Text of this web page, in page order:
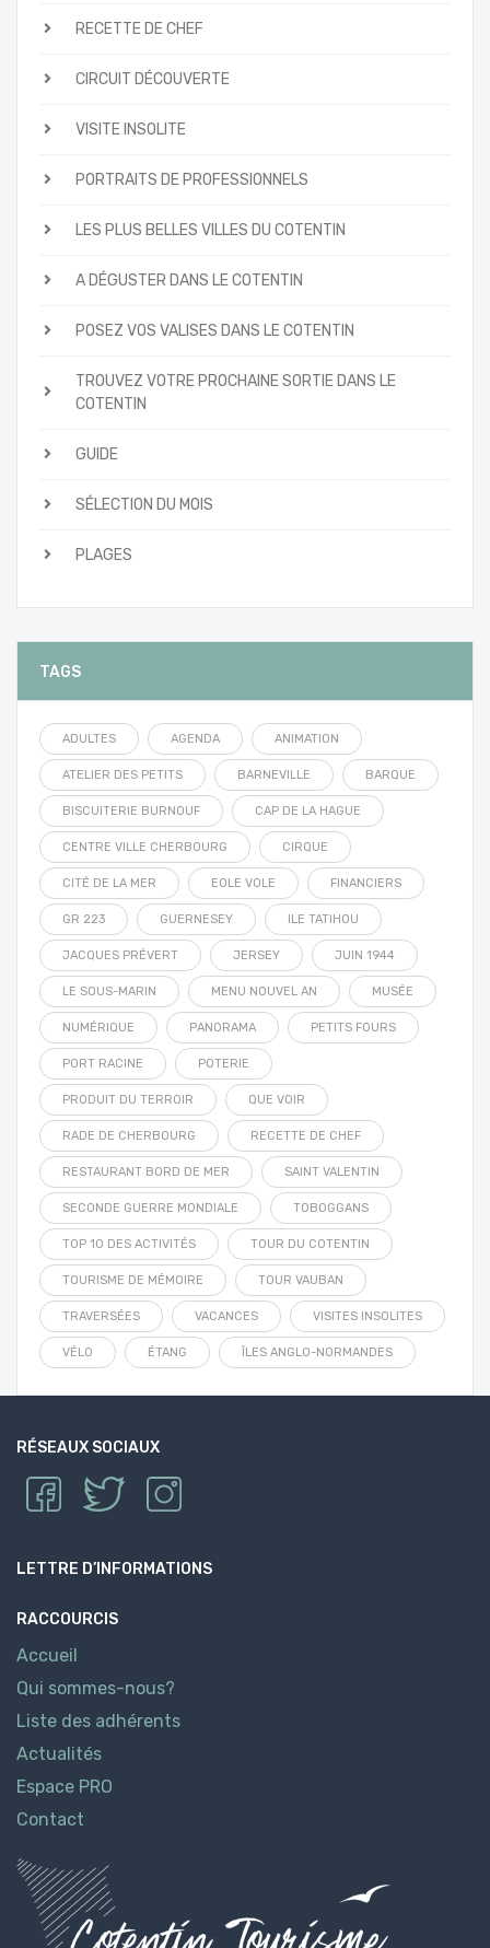
RECETTE DE CHEF
CIRCUIT DÉCOUVERTE
VISITE INSOLITE
PORTRAITS DE PROFESSIONNELS
LES PLUS BELLES VILLES DU COTENTIN
A DÉGUSTER DANS LE COTENTIN
POSEZ VOS VALISES DANS LE COTENTIN
TROUVEZ VOTRE PROCHAINE SORTIE DANS LE
COTENTIN
GUIDE
SÉLECTION DU MOIS
PLAGES
TAGS
ADULTES AGENDA ANIMATION
ATELIER DES PETITS BARNEVILLE BARQUE
BISCUITERIE BURNOUF CAP DE LA HAGUE
CENTRE VILLE CHERBOURG CIRQUE
CITÉ DE LA MER EOLE VOLE FINANCIERS
GR 223 GUERNESEY ILE TATIHOU
JACQUES PRÉVERT JERSEY JUIN 1944
LE SOUS-MARIN MENU NOUVEL AN MUSÉE
NUMÉRIQUE PANORAMA PETITS FOURS
PORT RACINE POTERIE
PRODUIT DU TERROIR QUE VOIR
RADE DE CHERBOURG RECETTE DE CHEF
RESTAURANT BORD DE MER SAINT VALENTIN
SECONDE GUERRE MONDIALE TOBOGGANS
TOP 10 DES ACTIVITÉS TOUR DU COTENTIN
TOURISME DE MÉMOIRE TOUR VAUBAN
TRAVERSÉES VACANCES VISITES INSOLITES
VÉLO ÉTANG ÎLES ANGLO-NORMANDES
RÉSEAUX SOCIAUX
LETTRE D’INFORMATIONS
RACCOURCIS
Accueil
Qui sommes-nous?
Liste des adhérents
Actualités
Espace PRO
Contact